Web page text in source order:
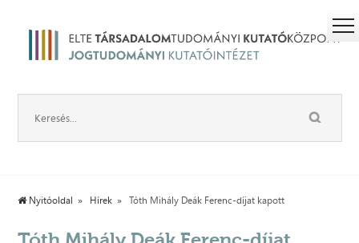
Nyitóoldal Hírek Tóth Mihály Deák Ferenc-díjat kapott